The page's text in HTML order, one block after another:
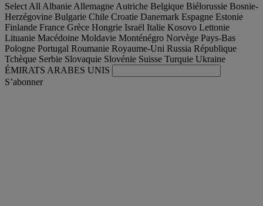
Select All Albanie Allemagne Autriche Belgique Biélorussie Bosnie-
Herzégovine Bulgarie Chile Croatie Danemark Espagne Estonie
Finlande France Grèce Hongrie Israël Italie Kosovo Lettonie
Lituanie Macédoine Moldavie Monténégro Norvège Pays-Bas
Pologne Portugal Roumanie Royaume-Uni Russia République
Tchèque Serbie Slovaquie Slovénie Suisse Turquie Ukraine
ÉMIRATS ARABES UNIS
S’abonner